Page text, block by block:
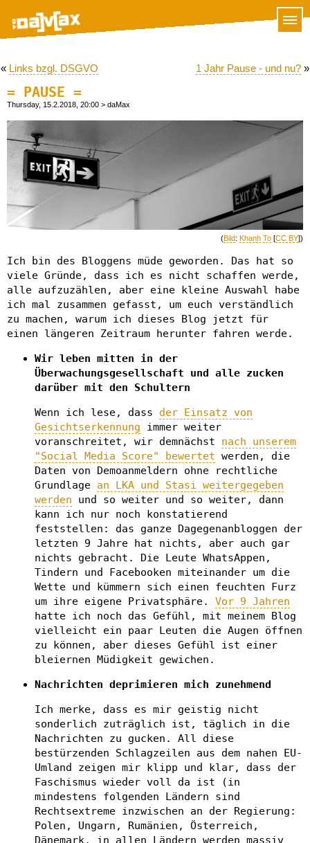
« Links bzgl. DSGVO 1 Jahr Pause - und nu? »
= PAUSE =
Thursday, 15.2.2018, 20:00 > daMax
(Bild: Khanh To [CC BY])
Ich bin des Bloggens müde geworden. Das hat so
viele Gründe, dass ich es nicht schaffen werde,
alle aufzuzählen, aber eine kleine Auswahl habe
ich mal zusammen gefasst, um euch verständlich
zu machen, warum ich dieses Blog jetzt für
einen längeren Zeitraum herunter fahren werde.
Wir leben mitten in der
Überwachungsgesellschaft und alle zucken
darüber mit den Schultern
Wenn ich lese, dass der Einsatz von
Gesichtserkennung immer weiter
voranschreitet, wir demnächst nach unserem
"Social Media Score" bewertet werden, die
Daten von Demoanmeldern ohne rechtliche
Grundlage an LKA und Stasi weitergegeben
werden und so weiter und so weiter, dann
kann ich nur noch konstatierend
feststellen: das ganze Dagegenanbloggen der
letzten 9 Jahre hat nichts, aber auch gar
nichts gebracht. Die Leute WhatsAppen,
Tindern und Facebooken miteinander um die
Wette und kümmern sich einen feuchten Furz
um ihre eigene Privatsphäre. Vor 9 Jahren
hatte ich noch das Gefühl, mit meinem Blog
vielleicht ein paar Leuten die Augen öffnen
zu können, aber dieses Gefühl ist einer
bleiernen Müdigkeit gewichen.
Nachrichten deprimieren mich zunehmend
Ich merke, dass es mir geistig nicht
sonderlich zuträglich ist, täglich in die
Nachrichten zu gucken. All diese
bestürzenden Schlagzeilen aus dem nahen EU-
Umland zeigen mir klipp und klar, dass der
Faschismus wieder voll da ist (in
mindestens folgenden Ländern sind
Rechtsextreme inzwischen an der Regierung:
Polen, Ungarn, Rumänien, Österreich,
Dänemark, in allen Ländern werden massiv